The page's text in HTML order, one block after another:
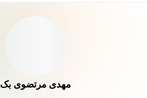
مهدی مرتضوی بک